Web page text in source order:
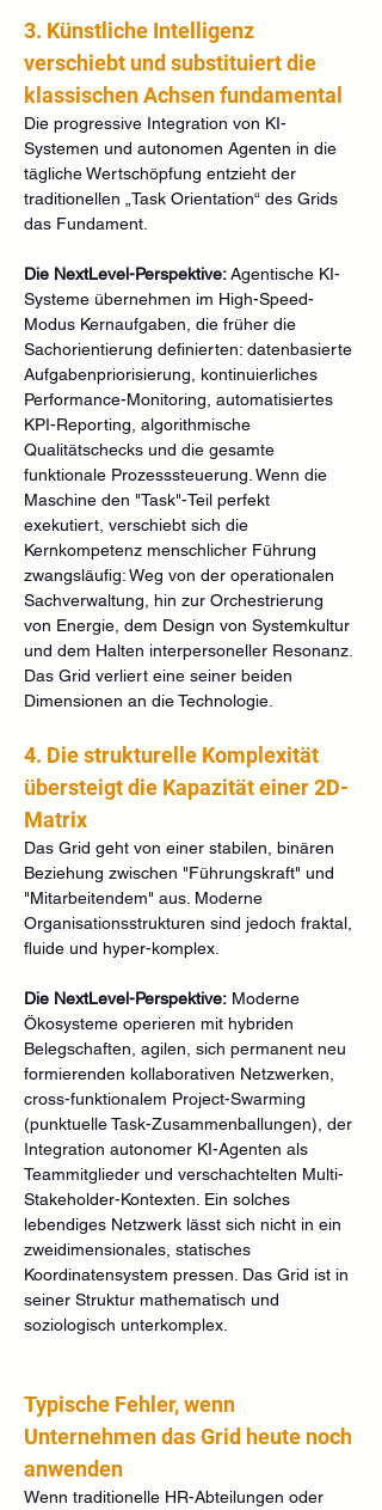
3. Künstliche Intelligenz
verschiebt und substituiert die
klassischen Achsen fundamental
Die progressive Integration von KI-
Systemen und autonomen Agenten in die
tägliche Wertschöpfung entzieht der
traditionellen „Task Orientation“ des Grids
das Fundament.
Die NextLevel-Perspektive: Agentische KI-
Systeme übernehmen im High-Speed-
Modus Kernaufgaben, die früher die
Sachorientierung definierten: datenbasierte
Aufgabenpriorisierung, kontinuierliches
Performance-Monitoring, automatisiertes
KPI-Reporting, algorithmische
Qualitätschecks und die gesamte
funktionale Prozesssteuerung. Wenn die
Maschine den "Task"-Teil perfekt
exekutiert, verschiebt sich die
Kernkompetenz menschlicher Führung
zwangsläufig: Weg von der operationalen
Sachverwaltung, hin zur Orchestrierung
von Energie, dem Design von Systemkultur
und dem Halten interpersoneller Resonanz.
Das Grid verliert eine seiner beiden
Dimensionen an die Technologie.
4. Die strukturelle Komplexität
übersteigt die Kapazität einer 2D-
Matrix
Das Grid geht von einer stabilen, binären
Beziehung zwischen "Führungskraft" und
"Mitarbeitendem" aus. Moderne
Organisationsstrukturen sind jedoch fraktal,
fluide und hyper-komplex.
Die NextLevel-Perspektive: Moderne
Ökosysteme operieren mit hybriden
Belegschaften, agilen, sich permanent neu
formierenden kollaborativen Netzwerken,
cross-funktionalem Project-Swarming
(punktuelle Task-Zusammenballungen), der
Integration autonomer KI-Agenten als
Teammitglieder und verschachtelten Multi-
Stakeholder-Kontexten. Ein solches
lebendiges Netzwerk lässt sich nicht in ein
zweidimensionales, statisches
Koordinatensystem pressen. Das Grid ist in
seiner Struktur mathematisch und
soziologisch unterkomplex.
Typische Fehler, wenn
Unternehmen das Grid heute noch
anwenden
Wenn traditionelle HR-Abteilungen oder